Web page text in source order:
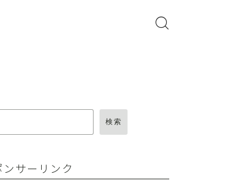
検索
ンサーリンク